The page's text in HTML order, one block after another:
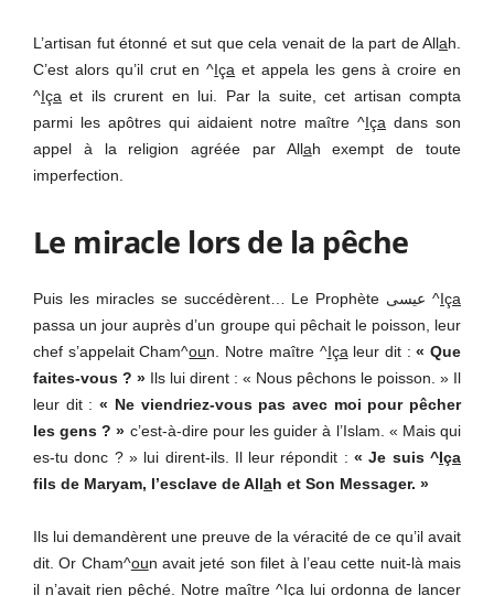
L’artisan fut étonné et sut que cela venait de la part de Allah.
C’est alors qu’il crut en ^Iça et appela les gens à croire en
^Iça et ils crurent en lui. Par la suite, cet artisan compta
parmi les apôtres qui aidaient notre maître ^Iça dans son
appel à la religion agréée par Allah exempt de toute
imperfection.
Le miracle lors de la pêche
Puis les miracles se succédèrent… Le Prophète عيسى ^Iça
passa un jour auprès d’un groupe qui pêchait le poisson, leur
chef s’appelait Cham^oun. Notre maître ^Iça leur dit :« Que
faites-vous ? » Ils lui dirent : « Nous pêchons le poisson. » Il
leur dit :« Ne viendriez-vous pas avec moi pour pêcher
les gens ? » c’est-à-dire pour les guider à l’Islam. « Mais qui
es-tu donc ? » lui dirent-ils. Il leur répondit :« Je suis ^Iça
fils de Maryam, l’esclave de Allah et Son Messager. »
Ils lui demandèrent une preuve de la véracité de ce qu’il avait
dit. Or Cham^oun avait jeté son filet à l’eau cette nuit-là mais
il n’avait rien pêché. Notre maître ^Iça lui ordonna de lancer